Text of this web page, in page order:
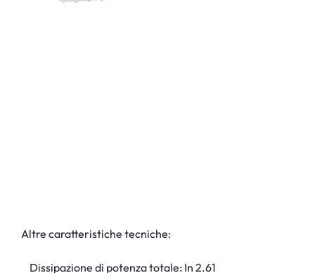
Altre caratteristiche tecniche:
Dissipazione di potenza totale: In 2.61